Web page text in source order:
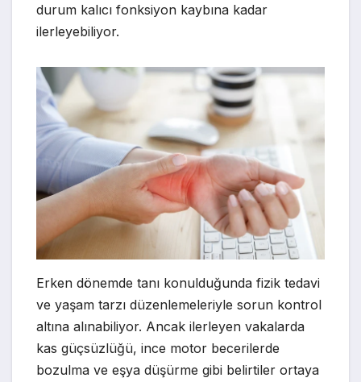
durum kalıcı fonksiyon kaybına kadar
ilerleyebiliyor.
Erken dönemde tanı konulduğunda fizik tedavi
ve yaşam tarzı düzenlemeleriyle sorun kontrol
altına alınabiliyor. Ancak ilerleyen vakalarda
kas güçsüzlüğü, ince motor becerilerde
bozulma ve eşya düşürme gibi belirtiler ortaya